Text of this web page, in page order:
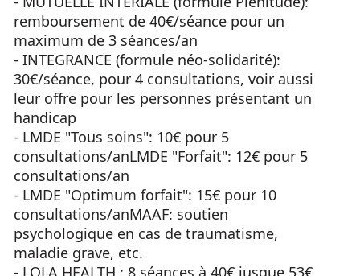
remboursement de 40€/séance pour un
maximum de 3 séances/an
- INTEGRANCE (formule néo-solidarité):
30€/séance, pour 4 consultations, voir aussi
leur offre pour les personnes présentant un
handicap
- LMDE "Tous soins": 10€ pour 5
consultations/anLMDE "Forfait": 12€ pour 5
consultations/an
- LMDE "Optimum forfait": 15€ pour 10
consultations/anMAAF: soutien
psychologique en cas de traumatisme,
maladie grave, etc.
- LOLA HEALTH : 8 séances à 40€ jusque 53€